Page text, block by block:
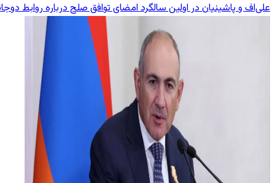
علی‌اف و پاشینیان در اولین سالگرد امضای توافق صلح درباره روابط